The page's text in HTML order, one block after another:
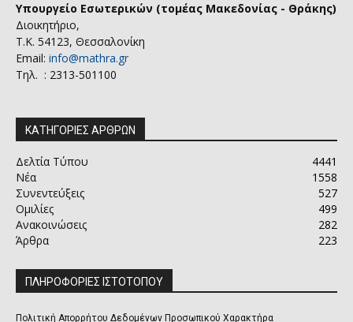
Υπουργείο Εσωτερικών (τομέας Μακεδονίας - Θράκης)
Διοικητήριο,
Τ.Κ. 54123, Θεσσαλονίκη
Email: info@mathra.gr
Τηλ. : 2313-501100
ΚΑΤΗΓΟΡΙΕΣ ΑΡΘΡΩΝ
Δελτία Τύπου
4441
Νέα
1558
Συνεντεύξεις
527
Ομιλίες
499
Ανακοινώσεις
282
Άρθρα
223
ΠΛΗΡΟΦΟΡΙΕΣ ΙΣΤΟΤΟΠΟΥ
Πολιτική Απορρήτου Δεδομένων Προσωπικού Χαρακτήρα